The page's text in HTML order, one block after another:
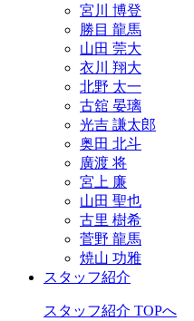
宮川 博登
勝目 龍馬
山田 莞大
衣川 翔大
北野 太一
古舘 晏璃
光吉 謙太郎
奥田 北斗
廣渡 将
宮上 廉
山田 聖也
古里 樹希
菅野 龍馬
焼山 功雅
スタッフ紹介
スタッフ紹介 TOPへ